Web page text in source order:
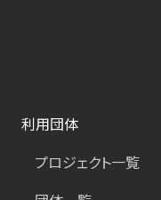
利用団体
プロジェクト一覧